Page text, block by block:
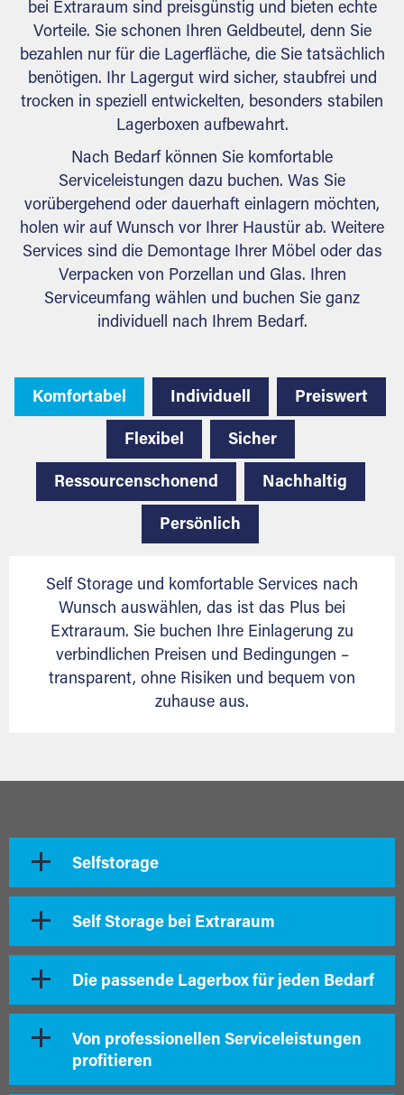
bei Extraraum sind preisgünstig und bieten echte
Vorteile. Sie schonen Ihren Geldbeutel, denn Sie
bezahlen nur für die Lagerfläche, die Sie tatsächlich
benötigen. Ihr Lagergut wird sicher, staubfrei und
trocken in speziell entwickelten, besonders stabilen
Lagerboxen aufbewahrt.
Nach Bedarf können Sie komfortable
Serviceleistungen dazu buchen. Was Sie
vorübergehend oder dauerhaft einlagern möchten,
holen wir auf Wunsch vor Ihrer Haustür ab. Weitere
Services sind die Demontage Ihrer Möbel oder das
Verpacken von Porzellan und Glas. Ihren
Serviceumfang wählen und buchen Sie ganz
individuell nach Ihrem Bedarf.
Komfortabel Individuell Preiswert
Flexibel Sicher
Ressourcenschonend Nachhaltig
Persönlich
Self Storage und komfortable Services nach
Wunsch auswählen, das ist das Plus bei
Extraraum. Sie buchen Ihre Einlagerung zu
verbindlichen Preisen und Bedingungen –
transparent, ohne Risiken und bequem von
zuhause aus.
Selfstorage
Self Storage bei Extraraum
Die passende Lagerbox für jeden Bedarf
Von professionellen Serviceleistungen
profitieren